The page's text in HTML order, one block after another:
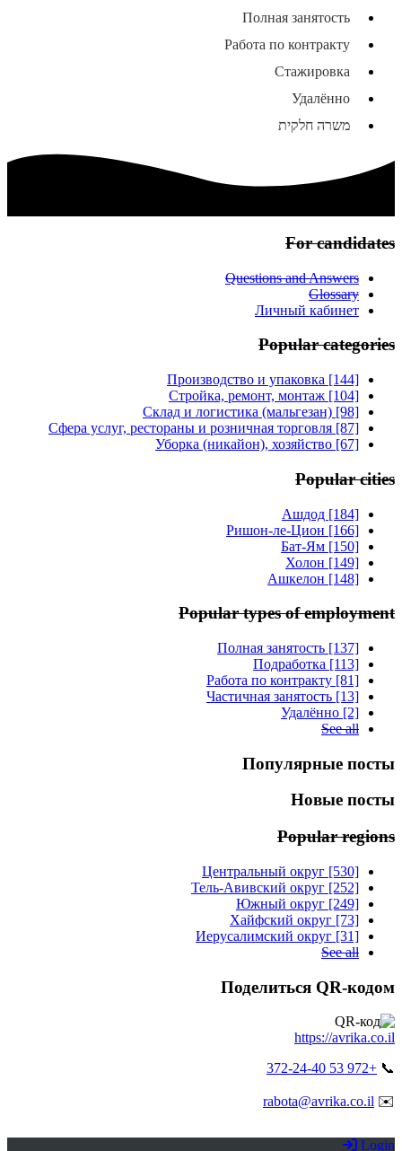
Полная занятость
Работа по контракту
Стажировка
Удалённо
משרה חלקית
For candidates
Questions and Answers
Glossary
Личный кабинет
Popular categories
Производство и упаковка [144]
Стройка, ремонт, монтаж [104]
Склад и логистика (мальгезан) [98]
Сфера услуг, рестораны и розничная торговля [87]
Уборка (никайон), хозяйство [67]
Popular cities
Ашдод [184]
Ришон-ле-Цион [166]
Бат-Ям [150]
Холон [149]
Ашкелон [148]
Popular types of employment
Полная занятость [137]
Подработка [113]
Работа по контракту [81]
Частичная занятость [13]
Удалённо [2]
See all
Популярные посты
Новые посты
Popular regions
Центральный округ [530]
Тель-Авивский округ [252]
Южный округ [249]
Хайфский округ [73]
Иерусалимский округ [31]
See all
Поделиться QR-кодом
https://avrika.co.il
📞
+972 53 372-24-40
✉️
rabota@avrika.co.il
Login